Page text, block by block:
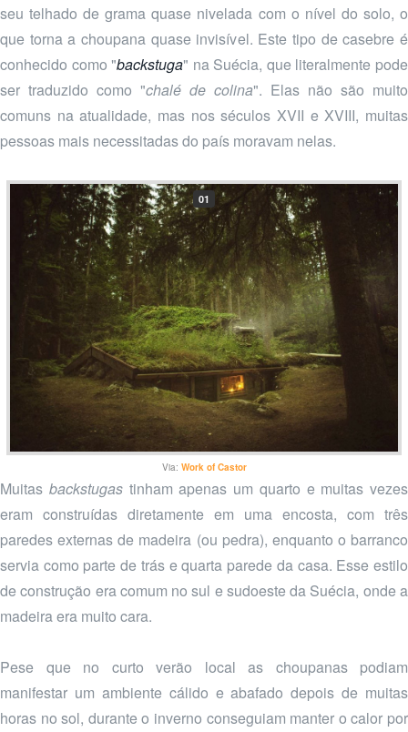
seu telhado de grama quase nivelada com o nível do solo, o
que torna a choupana quase invisível. Este tipo de casebre é
conhecido como "backstuga" na Suécia, que literalmente pode
ser traduzido como "chalé de colina". Elas não são muito
comuns na atualidade, mas nos séculos XVII e XVIII, muitas
pessoas mais necessitadas do país moravam nelas.
01
Via: Work of Castor
Muitas backstugastinham apenas um quarto e muitas vezes
eram construídas diretamente em uma encosta, com três
paredes externas de madeira (ou pedra), enquanto o barranco
servia como parte de trás e quarta parede da casa. Esse estilo
de construção era comum no sul e sudoeste da Suécia, onde a
madeira era muito cara.
Pese que no curto verão local as choupanas podiam
manifestar um ambiente cálido e abafado depois de muitas
horas no sol, durante o inverno conseguiam manter o calor por